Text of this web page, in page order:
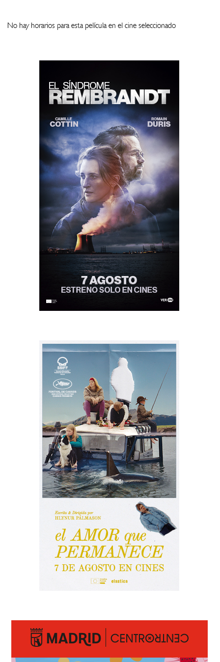
No hay horarios para esta película en el cine seleccionado